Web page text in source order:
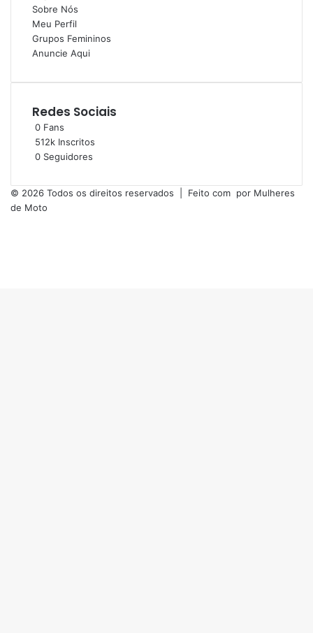
Sobre Nós
Meu Perfil
Grupos Femininos
Anuncie Aqui
Redes Sociais
0 Fans
512k Inscritos
0 Seguidores
© 2026 Todos os direitos reservados | Feito com por Mulheres
de Moto